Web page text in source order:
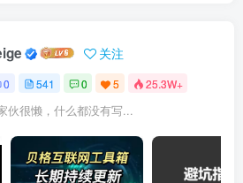
关注
0 541 0 5 25.3W+
伙很懒，什么都没有写...